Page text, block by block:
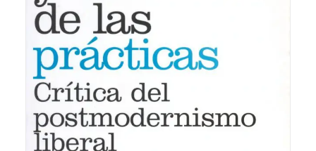
18,00€ IVA inc.